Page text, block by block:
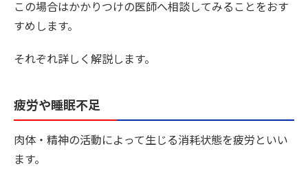
この場合はかかりつけの医師へ相談してみることをおす
すめします。
それぞれ詳しく解説します。
疲労や睡眠不足
肉体・精神の活動によって生じる消耗状態を疲労といい
ます。